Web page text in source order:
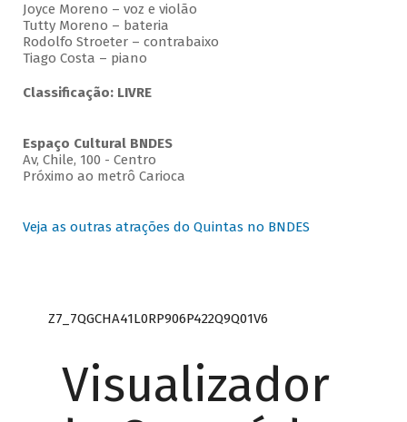
Joyce Moreno – voz e violão
Tutty Moreno – bateria
Rodolfo Stroeter – contrabaixo
Tiago Costa – piano
Classificação: LIVRE
Espaço Cultural BNDES
Av, Chile, 100 - Centro
Próximo ao metrô Carioca
Veja as outras atrações do Quintas no BNDES
Z7_7QGCHA41L0RP906P422Q9Q01V6
Visualizador